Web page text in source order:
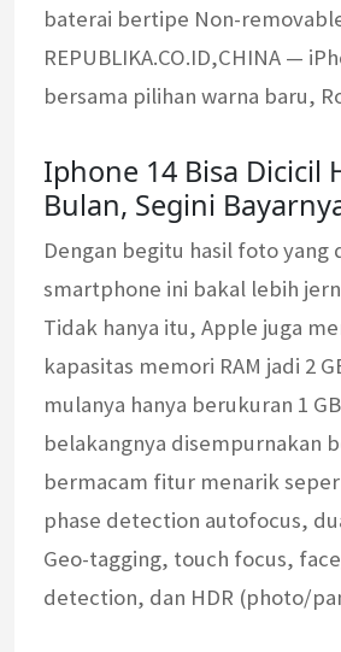
baterai bertipe Non-
REPUBLIKA.CO.ID,CHINA —
bersama pilihan warna baru,
Iphone 14 Bisa Dicicil
Bulan, Segini
Dengan begitu hasil foto yang
smartphone ini bakal lebih
Tidak hanya itu, Apple juga
kapasitas memori RAM jadi 2
mulanya hanya berukuran 1
belakangnya disempurnakan
bermacam fitur menarik
phase detection autofocus,
Geo-tagging, touch focus,
detection, dan HDR (photo/